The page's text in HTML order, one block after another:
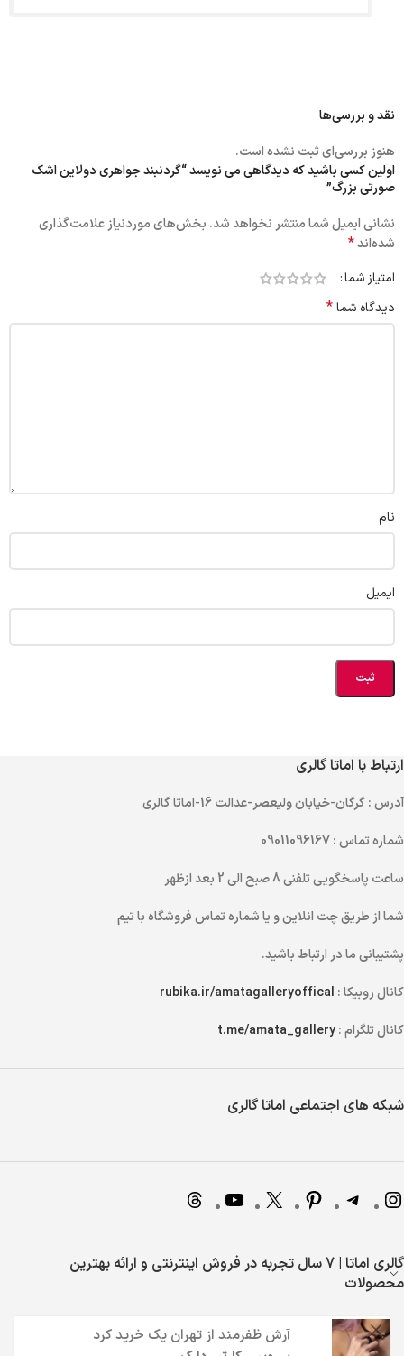
نقد و بررسی‌ها
هنوز بررسی‌ای ثبت نشده است.
اولین کسی باشید که دیدگاهی می نویسد “گردنبند جواهری دولاین اشک
صورتی بزرگ”
نشانی ایمیل شما منتشر نخواهد شد. بخش‌های موردنیاز علامت‌گذاری
شده‌اند*
امتیاز شما
دیدگاه شما*
نام
ایمیل
ارتباط با اماتا گالری
آدرس: گرگان-خیابان ولیعصر-عدالت 16-اماتا گالری
شماره تماس: 09011096167
ساعت پاسخگویی تلفنی
شما از طریقچت انلاینو یاشماره تماسفروشگاه با تیم
پشتیبانی ما در ارتباط باشید.
کانال روبیکا : rubika.ir/amatagalleryoffical
کانال تلگرام :t.me/amata_gallery
شبکه های اجتماعی اماتا گالری
گالری اماتا | 7 سال تجربه در فروش اینترنتی و ارائه بهترین
محصولات
آرش ظفرمند ازتهران یک خرید کرد